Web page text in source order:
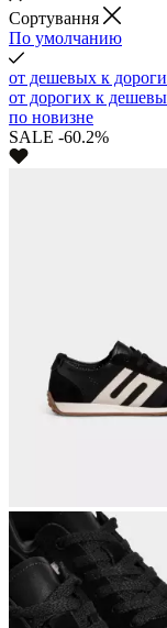
Cортування
По умолчанию
от дешевых к
от дорогих к
по новизне
SALE -60.2%